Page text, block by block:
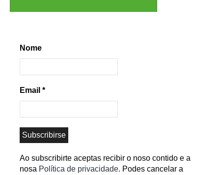
Nome
Email *
Ao subscribirte aceptas recibir o noso contido e a
nosa Política de privacidade. Podes cancelar a